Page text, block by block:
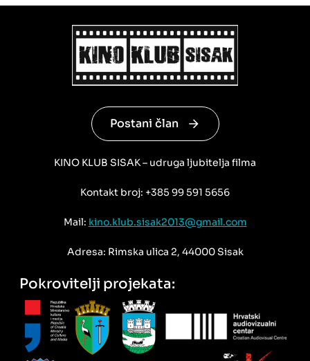
Postani član
KINO KLUB SISAK – udruga ljubitelja filma
Kontakt broj: +385 99 591 5656
Mail: kino.klub.sisak2013@gmail.com
Adresa: Rimska ulica 2, 44000 Sisak
Pokrovitelji projekata: